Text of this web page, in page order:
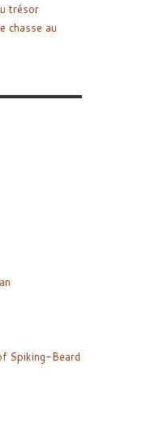
trésor
chasse au
Spiking-Beard